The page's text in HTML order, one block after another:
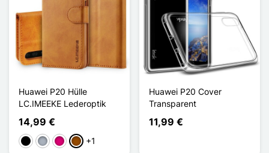
Huawei P20 Hülle
LC.IMEEKE Lederoptik
14,99 €
Schwarz
GrauMagenta
Braun
+1
Huawei P20 Cover
Transparent
11,99 €